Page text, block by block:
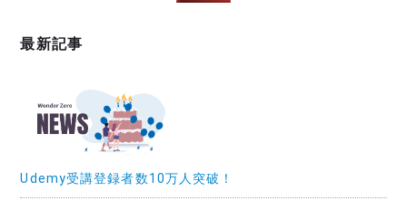
最新記事
Udemy受講登録者数10万人突破！